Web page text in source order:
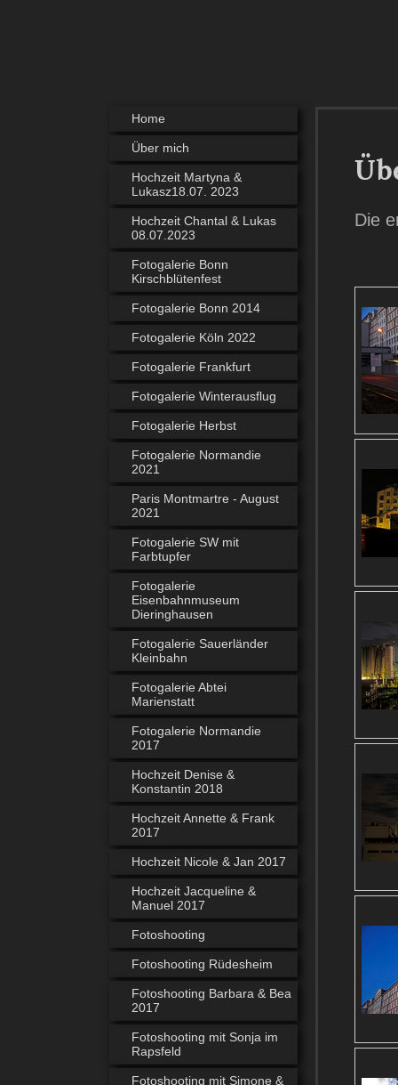
Home
Über mich
Hochzeit Martyna &
Lukasz18.07. 2023
Hochzeit Chantal & Lukas
08.07.2023
Fotogalerie Bonn
Kirschblütenfest
Fotogalerie Bonn 2014
Fotogalerie Köln 2022
Fotogalerie Frankfurt
Fotogalerie Winterausflug
Fotogalerie Herbst
Fotogalerie Normandie
2021
Paris Montmartre - August
2021
Fotogalerie SW mit
Farbtupfer
Fotogalerie
Eisenbahnmuseum
Dieringhausen
Fotogalerie Sauerländer
Kleinbahn
Fotogalerie Abtei
Marienstatt
Fotogalerie Normandie
2017
Hochzeit Denise &
Konstantin 2018
Hochzeit Annette & Frank
2017
Hochzeit Nicole & Jan 2017
Hochzeit Jacqueline &
Manuel 2017
Fotoshooting
Fotoshooting Rüdesheim
Fotoshooting Barbara & Bea
2017
Fotoshooting mit Sonja im
Rapsfeld
Fotoshooting mit Simone &
Die